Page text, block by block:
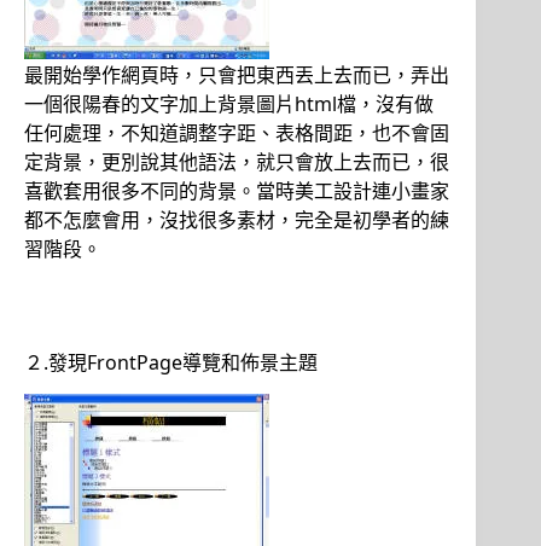
最開始學作網頁時，只會把東西丟上去而已，弄出
一個很陽春的文字加上背景圖片html檔，沒有做
任何處理，不知道調整字距、表格間距，也不會固
定背景，更別說其他語法，就只會放上去而已，很
喜歡套用很多不同的背景。當時美工設計連小畫家
都不怎麼會用，沒找很多素材，完全是初學者的練
習階段。
２.發現FrontPage導覽和佈景主題